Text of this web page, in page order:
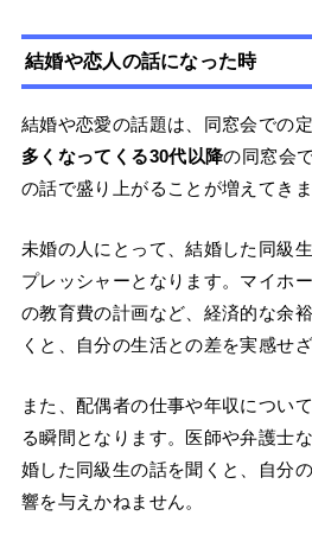
結婚や恋人の話になった時
結婚や恋愛の話題は、同窓会での
多くなってくる30代以降の同窓会
の話で盛り上がることが増えてきま
未婚の人にとって、結婚した同級
プレッシャーとなります。マイホ
の教育費の計画など、経済的な余
くと、自分の生活との差を実感せ
また、配偶者の仕事や年収につい
る瞬間となります。医師や弁護士
婚した同級生の話を聞くと、自分
響を与えかねません。